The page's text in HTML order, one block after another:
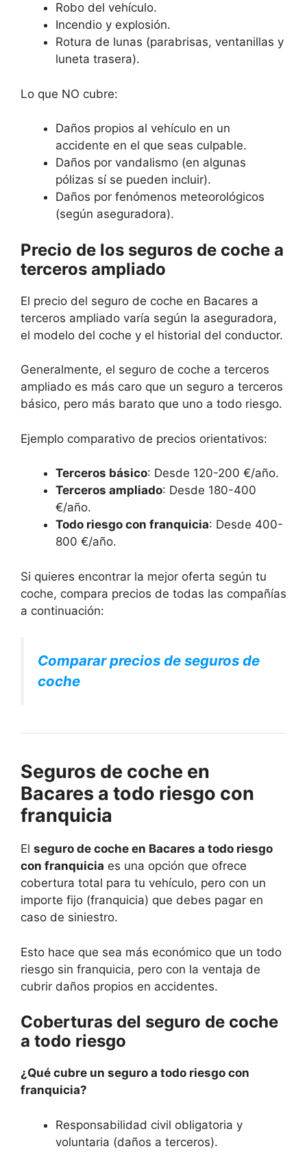
Robo del vehículo.
Incendio y explosión.
Rotura de lunas (parabrisas, ventanillas y
luneta trasera).
Lo que NO cubre:
Daños propios al vehículo en un
accidente en el que seas culpable.
Daños por vandalismo (en algunas
pólizas sí se pueden incluir).
Daños por fenómenos meteorológicos
(según aseguradora).
Precio de los seguros de coche a
terceros ampliado
El precio del seguro de coche en Bacares a
terceros ampliado varía según la aseguradora,
el modelo del coche y el historial del conductor.
Generalmente, el seguro de coche a terceros
ampliado es más caro que un seguro a terceros
básico, pero más barato que uno a todo riesgo.
Ejemplo comparativo de precios orientativos:
Terceros básico: Desde 120-200 €/año.
Terceros ampliado: Desde 180-400
€/año.
Todo riesgo con franquicia: Desde 400-
800 €/año.
Si quieres encontrar la mejor oferta según tu
coche, compara precios de todas las compañías
a continuación:
Comparar precios de seguros de
coche
Seguros de coche en
Bacares a todo riesgo con
franquicia
El seguro de coche en Bacares a todo riesgo
con franquicia es una opción que ofrece
cobertura total para tu vehículo, pero con un
importe fijo (franquicia) que debes pagar en
caso de siniestro.
Esto hace que sea más económico que un todo
riesgo sin franquicia, pero con la ventaja de
cubrir daños propios en accidentes.
Coberturas del seguro de coche
a todo riesgo
¿Qué cubre un seguro a todo riesgo con
franquicia?
Responsabilidad civil obligatoria y
voluntaria (daños a terceros).